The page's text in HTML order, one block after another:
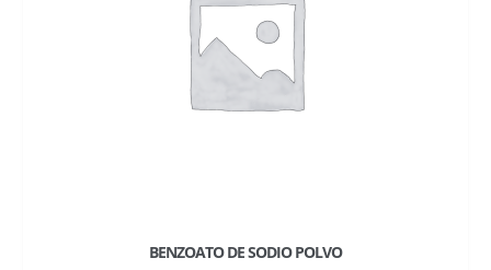
BENZOATO DE SODIO POLVO